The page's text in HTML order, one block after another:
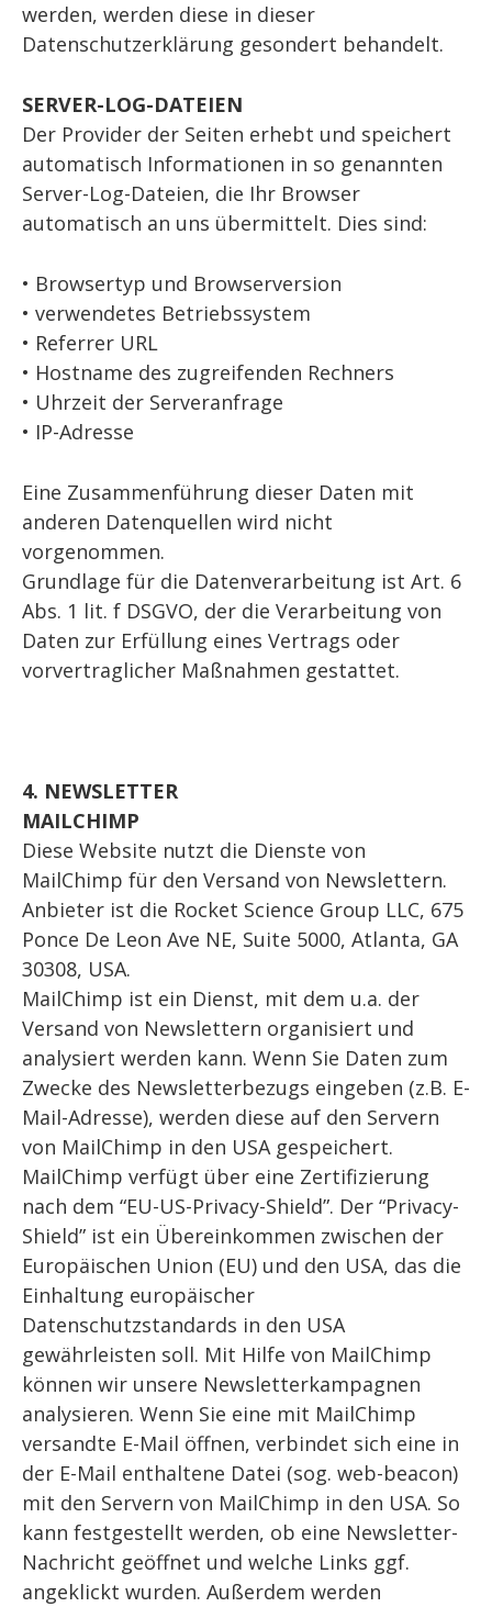
werden, werden diese in dieser
Datenschutzerklärung gesondert behandelt.
SERVER-LOG-DATEIEN
Der Provider der Seiten erhebt und speichert
automatisch Informationen in so genannten
Server-Log-Dateien, die Ihr Browser
automatisch an uns übermittelt. Dies sind:
• Browsertyp und Browserversion
• verwendetes Betriebssystem
• Referrer URL
• Hostname des zugreifenden Rechners
• Uhrzeit der Serveranfrage
• IP-Adresse
Eine Zusammenführung dieser Daten mit
anderen Datenquellen wird nicht
vorgenommen.
Grundlage für die Datenverarbeitung ist Art. 6
Abs. 1 lit. f DSGVO, der die Verarbeitung von
Daten zur Erfüllung eines Vertrags oder
vorvertraglicher Maßnahmen gestattet.
4. NEWSLETTER
MAILCHIMP
Diese Website nutzt die Dienste von
MailChimp für den Versand von Newslettern.
Anbieter ist die Rocket Science Group LLC, 675
Ponce De Leon Ave NE, Suite 5000, Atlanta, GA
30308, USA.
MailChimp ist ein Dienst, mit dem u.a. der
Versand von Newslettern organisiert und
analysiert werden kann. Wenn Sie Daten zum
Zwecke des Newsletterbezugs eingeben (z.B. E-
Mail-Adresse), werden diese auf den Servern
von MailChimp in den USA gespeichert.
MailChimp verfügt über eine Zertifizierung
nach dem “EU-US-Privacy-Shield”. Der “Privacy-
Shield” ist ein Übereinkommen zwischen der
Europäischen Union (EU) und den USA, das die
Einhaltung europäischer
Datenschutzstandards in den USA
gewährleisten soll. Mit Hilfe von MailChimp
können wir unsere Newsletterkampagnen
analysieren. Wenn Sie eine mit MailChimp
versandte E-Mail öffnen, verbindet sich eine in
der E-Mail enthaltene Datei (sog. web-beacon)
mit den Servern von MailChimp in den USA. So
kann festgestellt werden, ob eine Newsletter-
Nachricht geöffnet und welche Links ggf.
angeklickt wurden. Außerdem werden